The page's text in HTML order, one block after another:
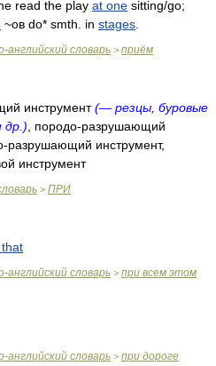
read the play at one sitting/go;
~ов do* smth. in stages
английский словарь > приём
инструмент(— резцы, буровые
др.) , породо-разрушающий
разрушающий инструмент,
инструмент
> ПРИ
английский словарь > при всем этом
английский словарь > при дороге